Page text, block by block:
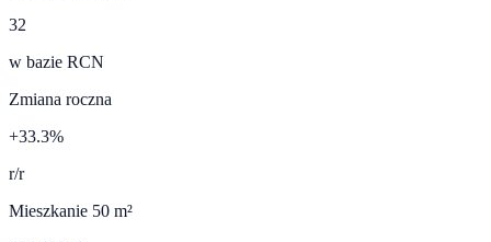
32
w bazie RCN
Zmiana roczna
+33.3%
r/r
Mieszkanie 50 m²